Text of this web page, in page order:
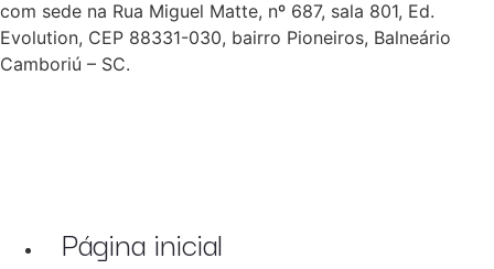
com sede na Rua Miguel Matte, nº 687, sala 801, Ed.
Evolution, CEP 88331-030, bairro Pioneiros, Balneário
Camboriú – SC.
Página inicial